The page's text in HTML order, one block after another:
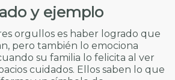
y ejemplo
orgullos es haber logrado que
pero también lo emociona
su familia lo felicita al ver
cuidados. Ellos saben lo que